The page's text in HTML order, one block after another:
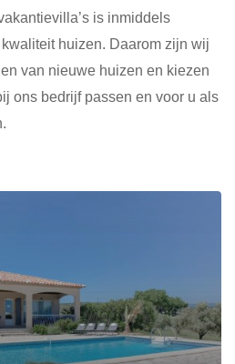
is inmiddels
huizen. Daarom zijn wij
van nieuwe huizen en kiezen
ons bedrijf passen en voor u als